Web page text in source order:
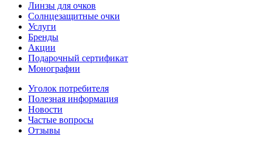
Линзы для очков
Солнцезащитные очки
Услуги
Бренды
Акции
Подарочный сертификат
Монографии
Уголок потребителя
Полезная информация
Новости
Частые вопросы
Отзывы